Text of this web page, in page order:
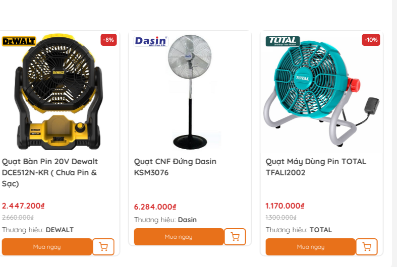
-8%
Quạt Bàn Pin 20V Dewalt
DCE512N-KR ( Chưa Pin &
Sạc)
2.447.200₫
2.660.000₫
Thương hiệu: DEWALT
Mua ngay
Quạt CNF Đứng Dasin
KSM3076
6.284.000₫
Thương hiệu: Dasin
Mua ngay
-10%
Quạt Máy Dùng Pin TOTAL
TFALI2002
1.170.000₫
1.300.000₫
Thương hiệu: TOTAL
Mua ngay